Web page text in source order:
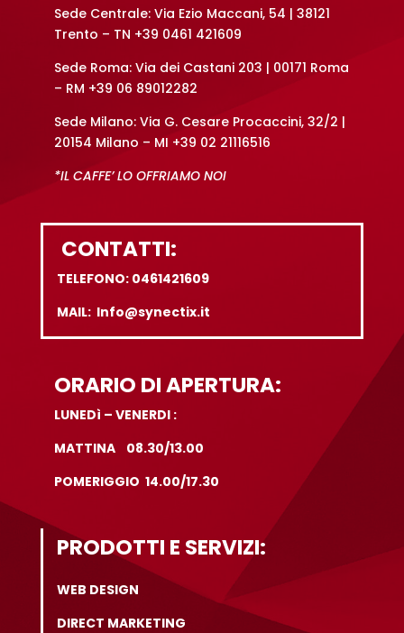
Sede Centrale: Via Ezio Maccani, 54 | 38121
Trento – TN +39 0461 421609
Sede Roma: Via dei Castani 203 | 00171 Roma
– RM +39 06 89012282
Sede Milano: Via G. Cesare Procaccini, 32/2 |
20154 Milano – MI +39 02 21116516
*IL CAFFE’ LO OFFRIAMO NOI
CONTATTI:
TELEFONO: 0461421609
MAIL: Info@synectix.it
ORARIO DI APERTURA:
LUNEDì – VENERDI :
MATTINA 08.30/13.00
POMERIGGIO 14.00/17.30
PRODOTTI E SERVIZI:
WEB DESIGN
DIRECT MARKETING